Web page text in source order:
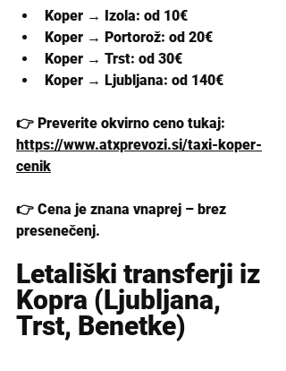
Koper → Izola: od 10€
Koper → Portorož: od 20€
Koper → Trst: od 30€
Koper → Ljubljana: od 140€
👉 Preverite okvirno ceno tukaj:
https://www.atxprevozi.si/taxi-koper-
cenik
👉 Cena je znana vnaprej – brez
presenečenj.
Letališki transferji iz
Kopra (Ljubljana,
Trst, Benetke)